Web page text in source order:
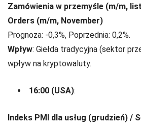
Zamówienia w przemyśle (m/m,
Orders (m/m, November)
Prognoza: -0,3%, Poprzednia: 0,2%.
Wpływ: Giełda tradycyjna (sektor
wpływ na kryptowaluty.
16:00 (USA):
Indeks PMI dla usług (grudzień) /